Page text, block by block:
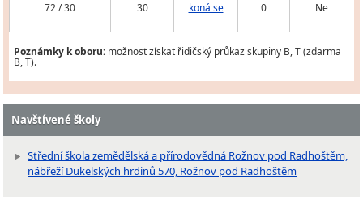
72 / 30 30 koná se 0 Ne
Poznámky k oboru: možnost získat řidičský průkaz skupiny B, T (zdarma
B, T).
Navštívené školy
Střední škola zemědělská a přírodovědná Rožnov pod Radhoštěm,
nábřeží Dukelských hrdinů 570, Rožnov pod Radhoštěm